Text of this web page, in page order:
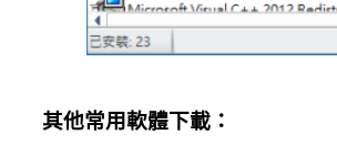
其他常用軟體下載：